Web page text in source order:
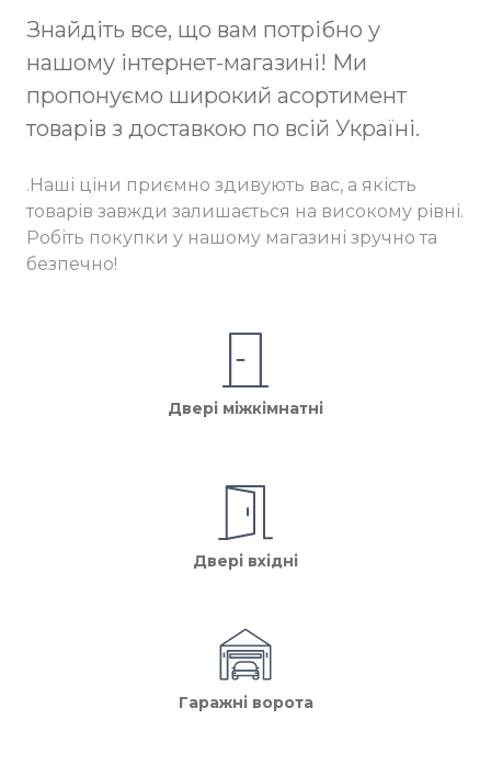
Знайдіть все, що вам потрібно у
нашому інтернет-магазині! Ми
пропонуємо широкий асортимент
товарів з доставкою по всій Україні.
.Наші ціни приємно здивують вас, а якість
товарів завжди залишається на високому рівні.
Робіть покупки у нашому магазині зручно та
безпечно!
Двері міжкімнатні
Двері вхідні
Гаражні ворота